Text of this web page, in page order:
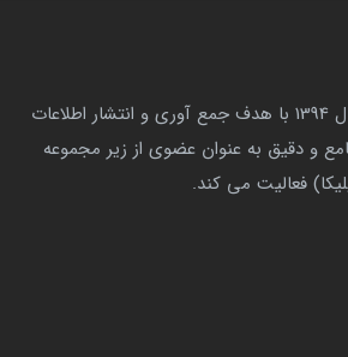
مرجع حقوقی ایران از سال 1394 با هدف جمع آوری و انتشار اطلاعات
و دقیق به عنوان عضوی از زیر مجموعه
فعالیت می کند.